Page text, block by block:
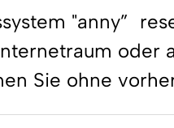
"anny”
oder
Sie ohne